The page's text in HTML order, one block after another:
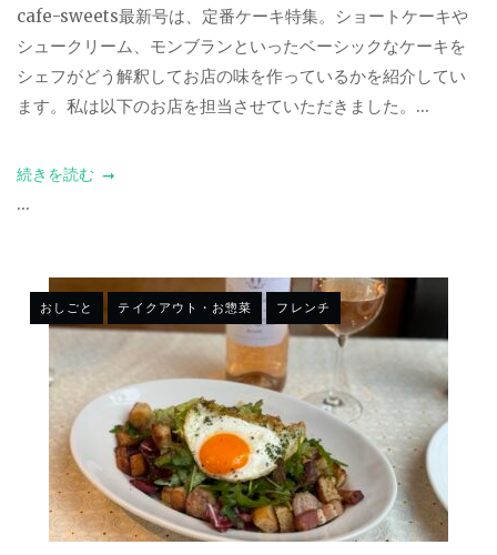
cafe-sweets最新号は、定番ケーキ特集。ショートケーキや
シュークリーム、モンブランといったベーシックなケーキを
シェフがどう解釈してお店の味を作っているかを紹介してい
ます。私は以下のお店を担当させていただきました。...
続きを読む
...
おしごと テイクアウト・お惣菜 フレンチ